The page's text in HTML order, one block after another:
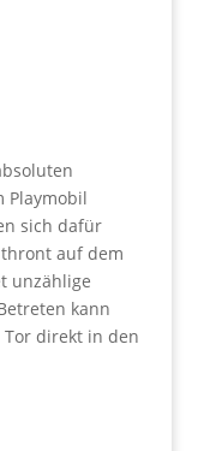
Playmobil
sich dafür
auf dem
unzählige
kann
direkt in den